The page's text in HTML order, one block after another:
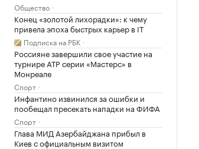
Общество
Конец «золотой лихорадки»: к чему
привела эпоха быстрых карьер в IT
Подписка на РБК
Россияне завершили свое участие на
турнире ATP серии «Мастерс» в
Монреале
Спорт
Инфантино извинился за ошибки и
пообещал пресекать нападки на ФИФА
Спорт
Глава МИД Азербайджана прибыл в
Киев с официальным визитом